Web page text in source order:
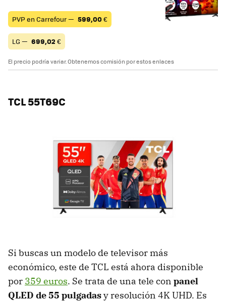
PVP en Carrefour — 599,00€
LG — 699,02 €
El precio podría variar. Obtenemos comisión por estos enlaces
TCL 55T69C
Si buscas un modelo de televisor más
económico, este de TCL está ahora disponible
por 359 euros. Se trata de una tele con panel
QLED de 55 pulgadasy resolución 4K UHD. Es